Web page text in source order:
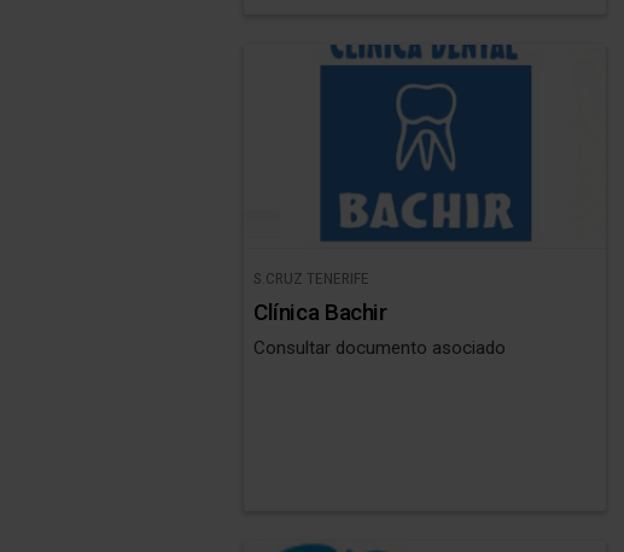
S.CRUZ TENERIFE
Clínica Bachir
Consultar documento asociado